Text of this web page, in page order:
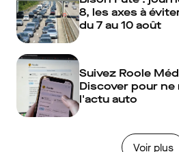
8, les axes à
du 7 au 10 août
Suivez Roole
Discover pour
l'actu auto
Voir plus